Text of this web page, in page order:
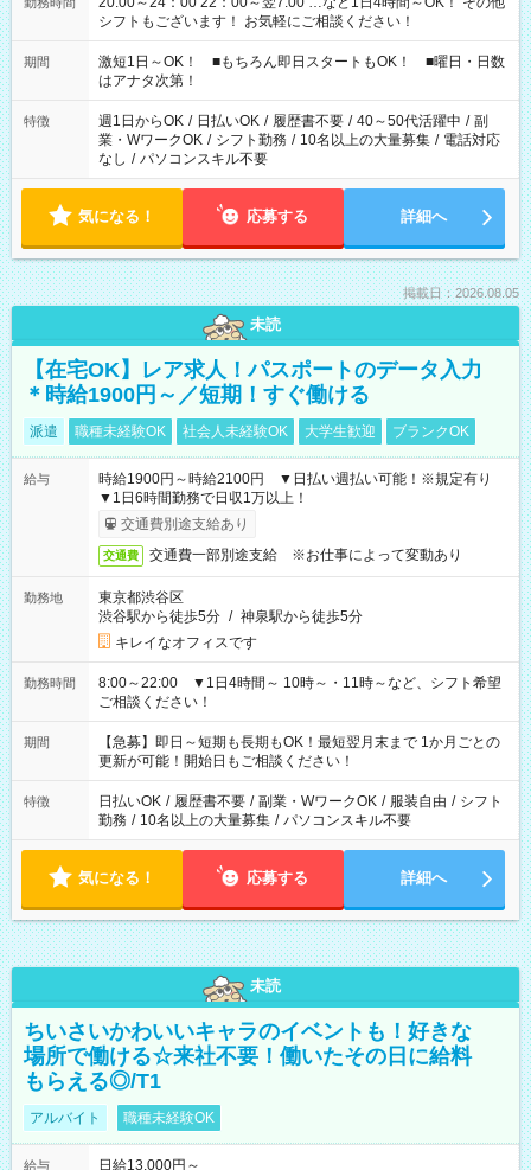
シフトもございます！ お気軽にご相談ください！
期間
激短1日～OK！ ■もちろん即日スタートもOK！ ■曜日・日数
はアナタ次第！
特徴 週1日からOK / 日払いOK / 履歴書不要 / 40～50代活躍中 / 副
業・WワークOK / シフト勤務 / 10名以上の大量募集 / 電話対応
なし / パソコンスキル不要
気になる！ 応募する 詳細へ
掲載日：2026.08.05
未読
【在宅OK】レア求人！パスポートのデータ入力
＊時給1900円～／短期！すぐ働ける
派遣 職種未経験OK 社会人未経験OK 大学生歓迎 ブランクOK
給与
時給1900円～時給2100円 ▼日払い週払い可能！※規定有り
▼1日6時間勤務で日収1万以上！
交通費別途支給あり
交通費 交通費一部別途支給 ※お仕事によって変動あり
勤務地
東京都渋谷区
渋谷駅から徒歩5分 / 神泉駅から徒歩5分
キレイなオフィスです
勤務時間
8:00～22:00 ▼1日4時間～ 10時～・11時～など、シフト希望
ご相談ください！
期間
【急募】即日～短期も長期もOK！最短翌月末まで 1か月ごとの
更新が可能！開始日もご相談ください！
特徴 日払いOK / 履歴書不要 / 副業・WワークOK / 服装自由 / シフト
勤務 / 10名以上の大量募集 / パソコンスキル不要
気になる！ 応募する 詳細へ
未読
ちいさいかわいいキャラのイベントも！好きな
場所で働ける☆来社不要！働いたその日に給料
もらえる◎/T1
アルバイト 職種未経験OK
給与
日給13,000円～